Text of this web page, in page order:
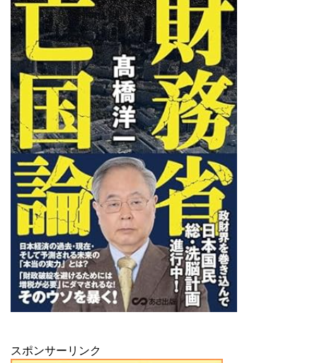
スポンサーリンク